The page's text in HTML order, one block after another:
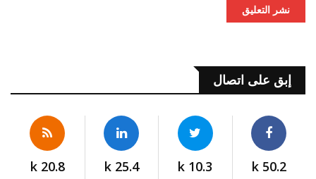
نشر التعليق
إبق على اتصال
50.2 k
10.3 k
25.4 k
20.8 k